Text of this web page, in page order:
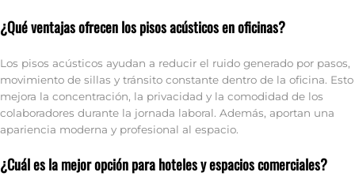
¿Qué ventajas ofrecen los pisos acústicos en oficinas?
Los pisos acústicos ayudan a reducir el ruido generado por pasos,
movimiento de sillas y tránsito constante dentro de la oficina. Esto
mejora la concentración, la privacidad y la comodidad de los
colaboradores durante la jornada laboral. Además, aportan una
apariencia moderna y profesional al espacio.
¿Cuál es la mejor opción para hoteles y espacios comerciales?